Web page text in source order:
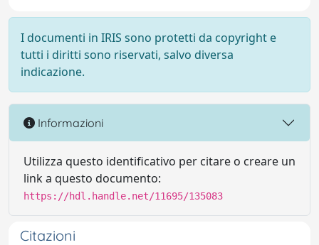
I documenti in IRIS sono protetti da copyright e
tutti i diritti sono riservati, salvo diversa
indicazione.
Informazioni
Utilizza questo identificativo per citare o creare un
link a questo documento:
https://hdl.handle.net/11695/135083
Citazioni